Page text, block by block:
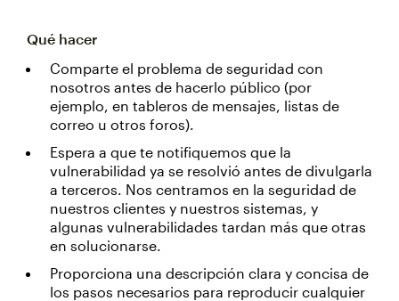
Qué hacer
Comparte el problema de seguridad con
nosotros antes de hacerlo público (por
ejemplo, en tableros de mensajes, listas de
correo u otros foros).
Espera a que te notifiquemos que la
vulnerabilidad ya se resolvió antes de divulgarla
a terceros. Nos centramos en la seguridad de
nuestros clientes y nuestros sistemas, y
algunas vulnerabilidades tardan más que otras
en solucionarse.
Proporciona una descripción clara y concisa de
los pasos necesarios para reproducir cualquier